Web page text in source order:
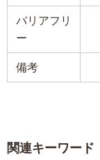
バリアフリ
ー
備考
関連キーワード